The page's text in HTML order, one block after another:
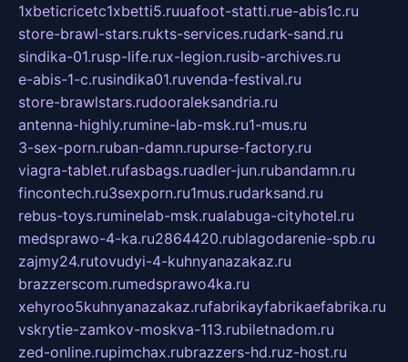
1xbeticricetc1xbetti5.ruuafoot-statti.rue-abis1c.ru
store-brawl-stars.rukts-services.rudark-sand.ru
sindika-01.rusp-life.rux-legion.rusib-archives.ru
e-abis-1-c.rusindika01.ruvenda-festival.ru
store-brawlstars.rudooraleksandria.ru
antenna-highly.rumine-lab-msk.ru1-mus.ru
3-sex-porn.ruban-damn.rupurse-factory.ru
viagra-tablet.rufasbags.ruadler-jun.rubandamn.ru
fincontech.ru3sexporn.ru1mus.rudarksand.ru
rebus-toys.ruminelab-msk.rualabuga-cityhotel.ru
medsprawo-4-ka.ru2864420.rublagodarenie-spb.ru
zajmy24.rutovudyi-4-kuhnyanazakaz.ru
brazzerscom.rumedsprawo4ka.ru
xehyroo5kuhnyanazakaz.rufabrikayfabrikaefabrika.ru
vskrytie-zamkov-moskva-113.rubiletnadom.ru
zed-online.rupimchax.rubrazzers-hd.ruz-host.ru